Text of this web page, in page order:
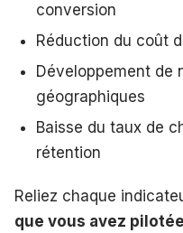
conversion
Réduction du coût
Développement de
géographiques
Baisse du taux de
rétention
Reliez chaque
que vous avez